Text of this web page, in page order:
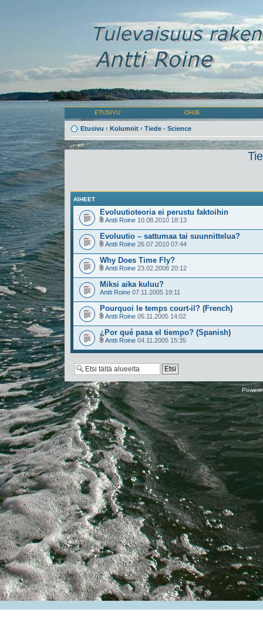
ETUSIVU OHJE
Etusivu ‹ Kolumnit ‹ Tiede - Science
AIHEET
Evoluutioteoria ei perustu faktoihin
Antti Roine 10.08.2010 18:13
Evoluutio – sattumaa tai suunnittelua?
Antti Roine 26.07.2010 07:44
Why Does Time Fly?
Antti Roine 23.02.2008 20:12
Miksi aika kuluu?
Antti Roine 07.11.2005 19:11
Pourquoi le temps court-il? (French)
Antti Roine 05.11.2005 14:02
¿Por qué pasa el tiempo? (Spanish)
Antti Roine 04.11.2005 15:35